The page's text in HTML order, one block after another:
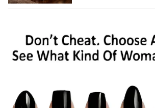
Image Credit : Asianet News
ಮಂಗಳನು ​​ಮೀನ ರಾಶಿಯ ಮೂರನೇ